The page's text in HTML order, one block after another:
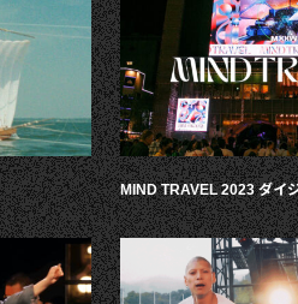
MIND TRAVEL 2023 ダイ